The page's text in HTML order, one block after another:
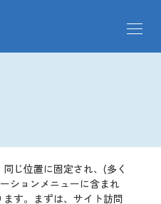
メ
じ位置に固定され、(多く
ションメニューに含まれ
す。まずは、サイト訪問